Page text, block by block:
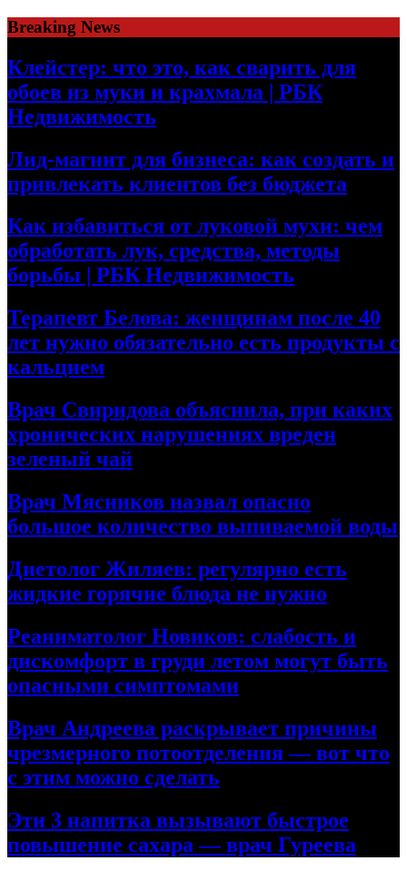
Skip
to
content
Breaking News
Клейстер: что это, как сварить для
обоев из муки и крахмала | РБК
Недвижимость
Лид-магнит для бизнеса: как создать и
привлекать клиентов без бюджета
Как избавиться от луковой мухи: чем
обработать лук, средства, методы
борьбы | РБК Недвижимость
Терапевт Белова: женщинам после 40
лет нужно обязательно есть продукты с
кальцием
Врач Свиридова объяснила, при каких
хронических нарушениях вреден
зеленый чай
Врач Мясников назвал опасно
большое количество выпиваемой воды
Диетолог Жиляев: регулярно есть
жидкие горячие блюда не нужно
Реаниматолог Новиков: слабость и
дискомфорт в груди летом могут быть
опасными симптомами
Врач Андреева раскрывает причины
чрезмерного потоотделения — вот что
с этим можно сделать
Эти 3 напитка вызывают быстрое
повышение сахара — врач Гуреева